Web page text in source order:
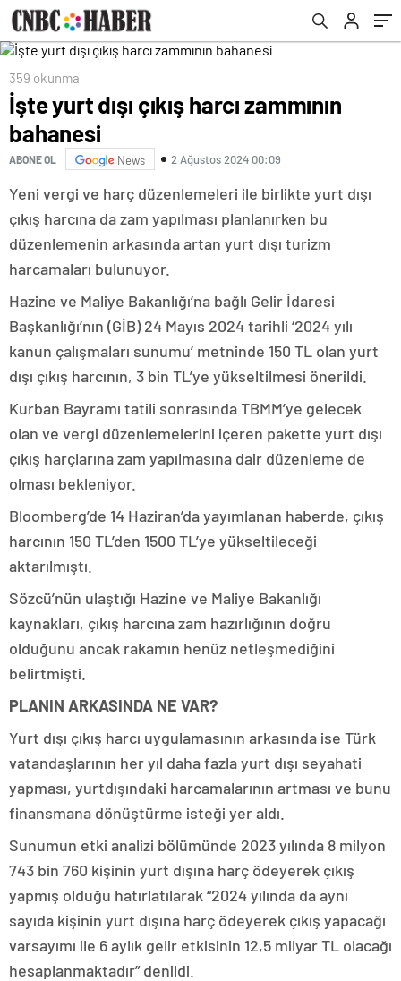
359 okunma
İşte yurt dışı çıkış harcı zammının
bahanesi
ABONE OL News 2 Ağustos 2024 00:09
Yeni vergi ve harç düzenlemeleri ile birlikte yurt dışı
çıkış harcına da zam yapılması planlanırken bu
düzenlemenin arkasında artan yurt dışı turizm
harcamaları bulunuyor.
Hazine ve Maliye Bakanlığı’na bağlı Gelir İdaresi
Başkanlığı’nın (GİB) 24 Mayıs 2024 tarihli ‘2024 yılı
kanun çalışmaları sunumu’ metninde 150 TL olan yurt
dışı çıkış harcının, 3 bin TL’ye yükseltilmesi önerildi.
Kurban Bayramı tatili sonrasında TBMM’ye gelecek
olan ve vergi düzenlemelerini içeren pakette yurt dışı
çıkış harçlarına zam yapılmasına dair düzenleme de
olması bekleniyor.
Bloomberg’de 14 Haziran’da yayımlanan haberde, çıkış
harcının 150 TL’den 1500 TL’ye yükseltileceği
aktarılmıştı.
Sözcü’nün ulaştığı Hazine ve Maliye Bakanlığı
kaynakları, çıkış harcına zam hazırlığının doğru
olduğunu ancak rakamın henüz netleşmediğini
belirtmişti.
PLANIN ARKASINDA NE VAR?
Yurt dışı çıkış harcı uygulamasının arkasında ise Türk
vatandaşlarının her yıl daha fazla yurt dışı seyahati
yapması, yurtdışındaki harcamalarının artması ve bunu
finansmana dönüştürme isteği yer aldı.
Sunumun etki analizi bölümünde 2023 yılında 8 milyon
743 bin 760 kişinin yurt dışına harç ödeyerek çıkış
yapmış olduğu hatırlatılarak “2024 yılında da aynı
sayıda kişinin yurt dışına harç ödeyerek çıkış yapacağı
varsayımı ile 6 aylık gelir etkisinin 12,5 milyar TL olacağı
hesaplanmaktadır” denildi.